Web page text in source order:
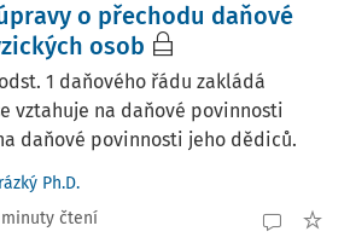
o přechodu daňové
osob
1 daňového řádu zakládá
vztahuje na daňové povinnosti
daňové povinnosti jeho dědiců.
Ph.D.
čtení